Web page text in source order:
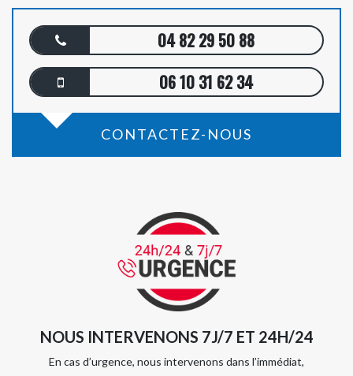
04 82 29 50 88
06 10 31 62 34
CONTACTEZ-NOUS
NOUS INTERVENONS 7J/7 ET 24H/24
En cas d’urgence, nous intervenons dans l’immédiat,